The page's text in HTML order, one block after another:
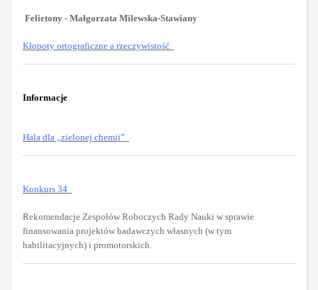
Felietony - Małgorzata Milewska-Stawiany
Kłopoty ortograficzne a rzeczywistość
Informacje
Hala dla „zielonej chemii”
Konkurs 34
Rekomendacje Zespołów Roboczych Rady Nauki w sprawie
finansowania projektów badawczych własnych (w tym
habilitacyjnych) i promotorskich.